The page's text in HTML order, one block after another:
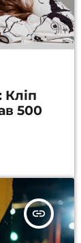
Кліп
500
insert_link